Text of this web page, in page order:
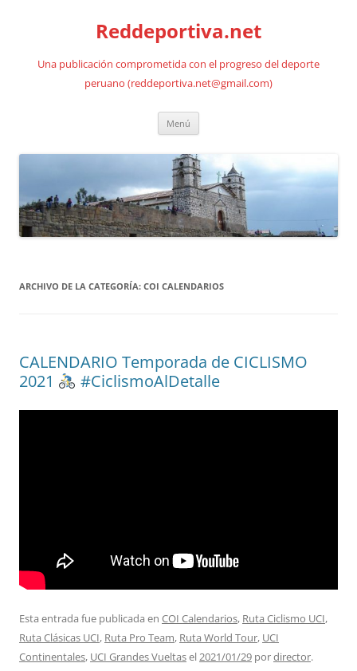
Reddeportiva.net
Una publicación comprometida con el progreso del deporte
peruano (reddeportiva.net@gmail.com)
Menú
ARCHIVO DE LA CATEGORÍA: COI CALENDARIOS
CALENDARIO Temporada de CICLISMO
2021
#CiclismoAlDetalle
Esta entrada fue publicada en COI Calendarios, Ruta Ciclismo UCI,
Ruta Clásicas UCI, Ruta Pro Team, Ruta World Tour, UCI
Continentales, UCI Grandes Vueltasel2021/01/29 pordirector.